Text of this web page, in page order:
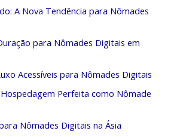
A Nova Tendência para Nômades
para Nômades Digitais em
Acessíveis para Nômades Digitais
Perfeita como Nômade
Nômades Digitais na Ásia